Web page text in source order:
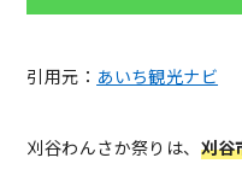
引用元： あいち観光ナビ
刈谷わんさか祭りは、 刈谷